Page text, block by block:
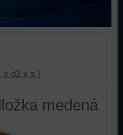
x d2 x s )
medená